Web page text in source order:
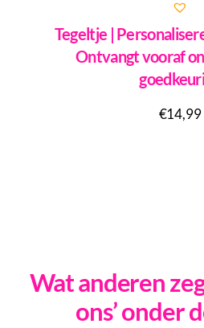
Tegeltje |
Ontvangt vooraf
€14,99
Wat anderen
ons’ onder